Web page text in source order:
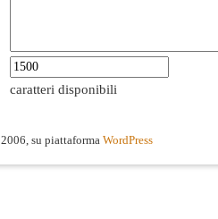
caratteri disponibili
2006, su piattaforma WordPress